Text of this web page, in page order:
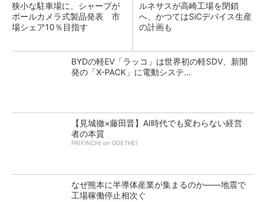
狭小な駐車場に、シャープが
ポールカメラ式製品発表 市
場シェア10％目指す
ルネサスが高崎工場を閉鎖
へ、かつてはSiCデバイス生産
の計画も
BYDの軽EV「ラッコ」は世界初の軽SDV、新開
発の「X-PACK」に電動システ...
【見城徹×藤田晋】AI時代でも変わらない経営
者の本質
PR(FINCHI on GOETHE)
なぜ熊本に半導体産業が集まるのか――地震で
工場稼働停止相次ぐ